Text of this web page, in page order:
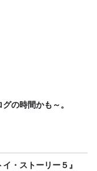
の時間かも～。
イ・ストーリー５』